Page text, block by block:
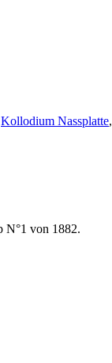
Kollodium Nassplatte,
N°1 von 1882.